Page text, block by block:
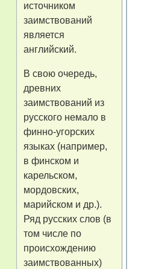
источником
заимствований
является
английский.
В свою очередь,
древних
заимствований из
русского немало в
финно-угорских
языках (например,
в финском и
карельском,
мордовских,
марийском и др.).
Ряд русских слов (в
том числе по
происхождению
заимствованных)